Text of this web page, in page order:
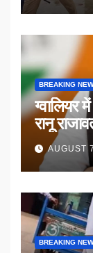
BREAKING
ग्वालियर
रानू
AUGUST
BREAKING